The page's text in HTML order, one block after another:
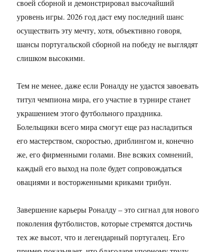
своей сборной и демонстрировал высочайший
уровень игры. 2026 год даст ему последний шанс
осуществить эту мечту, хотя, объективно говоря,
шансы португальской сборной на победу не выглядят
слишком высокими.
Тем не менее, даже если Роналду не удастся завоевать
титул чемпиона мира, его участие в турнире станет
украшением этого футбольного праздника.
Болельщики всего мира смогут еще раз насладиться
его мастерством, скоростью, дриблингом и, конечно
же, его фирменными голами. Вне всяких сомнений,
каждый его выход на поле будет сопровождаться
овациями и восторженными криками трибун.
Завершение карьеры Роналду – это сигнал для нового
поколения футболистов, которые стремятся достичь
тех же высот, что и легендарный португалец. Его